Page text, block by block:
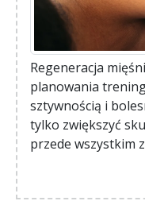
Regeneracja
planowania
sztywnością i
tylko zwiększyć
przede wszystkim